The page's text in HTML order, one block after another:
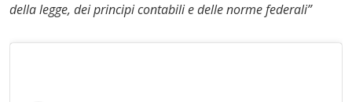
della legge, dei principi contabili e delle norme federali”